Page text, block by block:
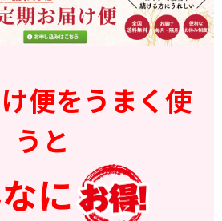
便をうまく使
うと
に